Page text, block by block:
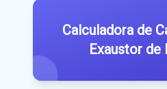
Calculadora de
Exaustor de